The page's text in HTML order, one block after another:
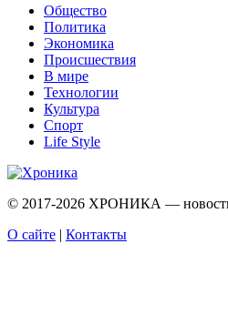
Общество
Политика
Экономика
Происшествия
В мире
Технологии
Культура
Спорт
Life Style
© 2017-2026 ХРОНИКА —
О сайте | Контакты